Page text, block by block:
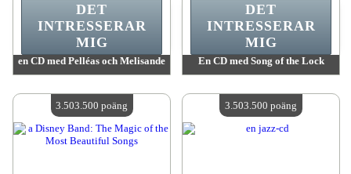
en CD med Pelléas och Melisande
Antal tillgängliga:4
DET
INTRESSERAR
MIG
En CD med Song of the Lock
Antal tillgängliga:4
DET
INTRESSERAR
MIG
3.503.500 poäng 3.503.500 poäng